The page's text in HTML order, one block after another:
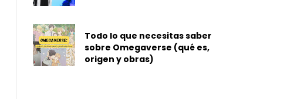
Todo lo que necesitas saber
sobre Omegaverse (qué es,
origen y obras)